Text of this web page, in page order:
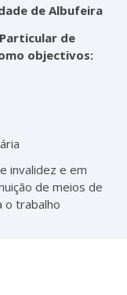
de Albufeira
de
objectivos:
invalidez e em
de meios de
o trabalho